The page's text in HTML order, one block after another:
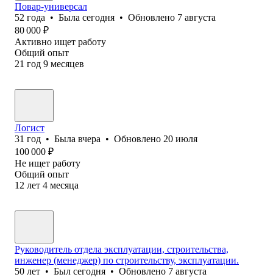
Повар-универсал
52 года • Была сегодня • Обновлено 7 августа
80 000 ₽
Активно ищет работу
Общий опыт
21 год 9 месяцев
Логист
31 год • Была вчера • Обновлено 20 июля
100 000 ₽
Не ищет работу
Общий опыт
12 лет 4 месяца
Руководитель отдела эксплуатации, строительства,
инженер (менеджер) по строительству, эксплуатации.
50 лет • Был сегодня • Обновлено 7 августа